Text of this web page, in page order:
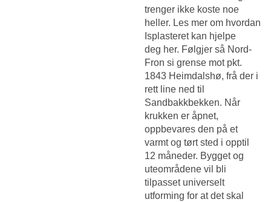
trenger ikke koste noe
heller. Les mer om hvordan
Isplasteret kan hjelpe
deg her. Følgjer så Nord-
Fron si grense mot pkt.
1843 Heimdalshø, frå der i
rett line ned til
Sandbakkbekken. Når
krukken er åpnet,
oppbevares den på et
varmt og tørt sted i opptil
12 måneder. Bygget og
uteområdene vil bli
tilpasset universelt
utforming for at det skal